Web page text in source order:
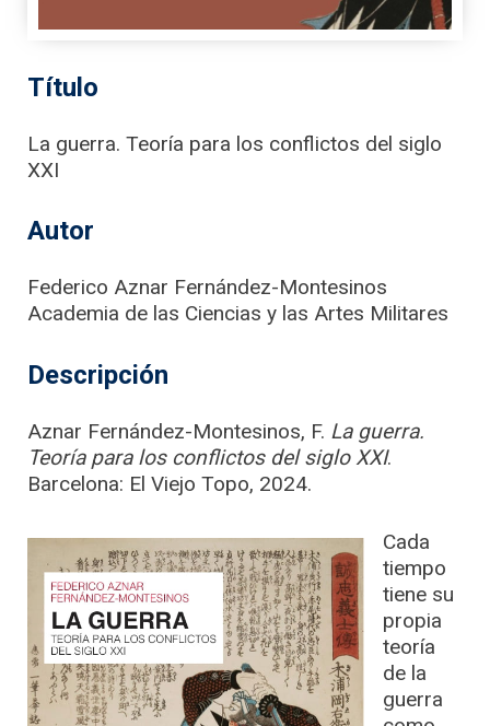
Título
La guerra. Teoría para los conflictos del siglo
XXI
Autor
Federico Aznar Fernández-Montesinos
Academia de las Ciencias y las Artes Militares
Descripción
Aznar Fernández-Montesinos, F. La guerra.
Teoría para los conflictos del siglo XXI.
Barcelona: El Viejo Topo, 2024.
Cada
tiempo
tiene su
propia
teoría
de la
guerra